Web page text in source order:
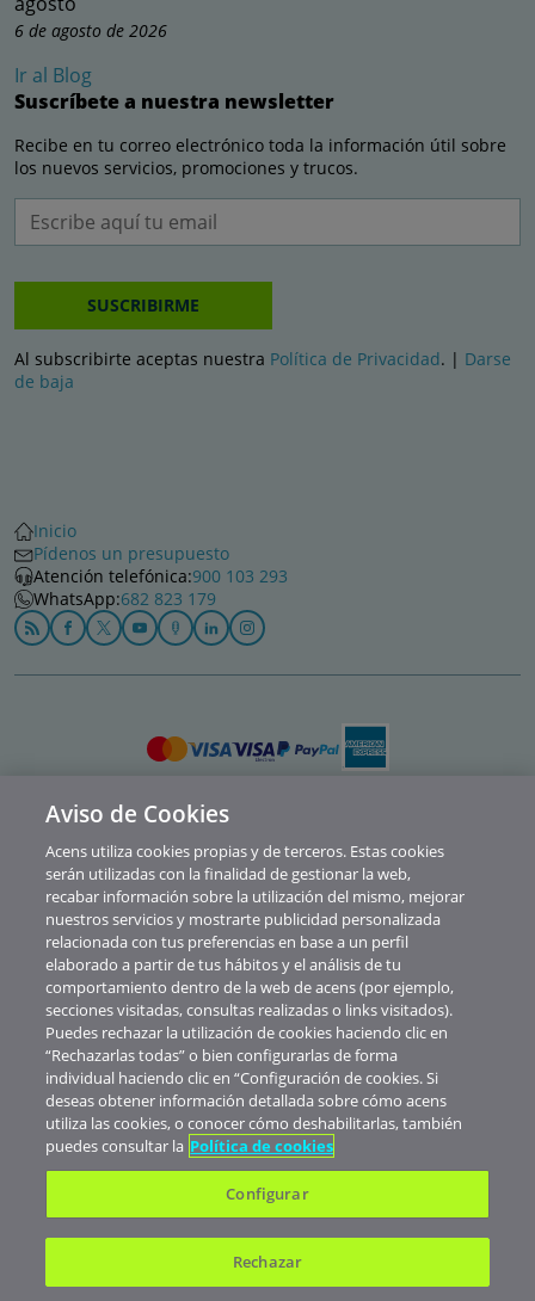
6 de agosto de 2026
Ir al Blog
Suscríbete a nuestra newsletter
Recibe en tu correo electrónico toda la información útil sobre
los nuevos servicios, promociones y trucos.
SUSCRIBIRME
Al subscribirte aceptas nuestra Política de Privacidad. | Darse
de baja
Inicio
Pídenos un presupuesto
Atención telefónica:900 103 293
WhatsApp:682 823 179
Política de privacidad
Cookies
Contacto
Soporte
Aviso legal
Canal de Denuncias y Consultas
Abuse
© Telefónica Soluciones De Informática Y Comunicaciones De España S.A.U.
Nuestros precios no muestran IVA. Realizada la contratación de servicios
verás aplicados los impuestos correspondientes al territorio donde esté
Aviso de Cookies
Acens utiliza cookies propias y de terceros. Estas cookies
serán utilizadas con la finalidad de gestionar la web,
recabar información sobre la utilización del mismo, mejorar
nuestros servicios y mostrarte publicidad personalizada
relacionada con tus preferencias en base a un perfil
elaborado a partir de tus hábitos y el análisis de tu
comportamiento dentro de la web de acens (por ejemplo,
secciones visitadas, consultas realizadas o links visitados).
Puedes rechazar la utilización de cookies haciendo clic en
“Rechazarlas todas” o bien configurarlas de forma
individual haciendo clic en “Configuración de cookies. Si
deseas obtener información detallada sobre cómo acens
utiliza las cookies, o conocer cómo deshabilitarlas, también
puedes consultar la Política de cookies
Configurar
Rechazar